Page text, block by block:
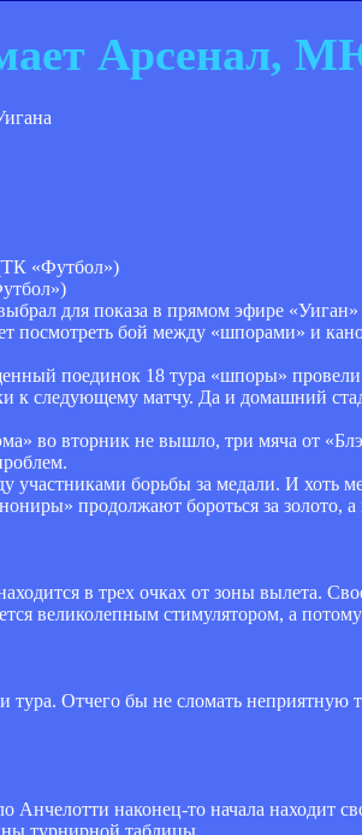
Арсенал,
«Футбол»)
для показа в прямом эфире
посмотреть бой между «шпорами» и
поединок 18 тура «шпоры»
к следующему матчу. Да и домашний
во вторник не вышло, три мяча от
борьбы за медали. И хоть
продолжают бороться за золото,
в трех очках от зоны вылета.
великолепным стимулятором, а
Отчего бы не сломать неприятную
наконец-то начала находит
турнирной таблицы.